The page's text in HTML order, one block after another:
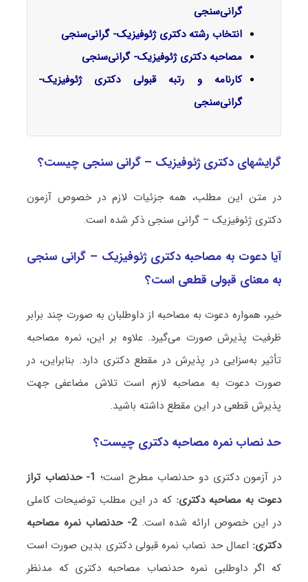
گرانی‌سنجی
انتخاب رشته دکتری ژئوفیزیک- گرانی‌سنجی
مصاحبه دکتری ژئوفیزیک- گرانی‌سنجی
کارنامه و رتبه قبولی دکتری ژئوفیزیک-
گرانی‌سنجی
گرایشهای دکتری ژئوفیزیک – گرانی ‌سنجی چیست؟
در متن این مطلب، همه جزئیات لازم در خصوص آزمون
دکتری ژئوفیزیک – گرانی ‌سنجی ذکر شده است.
آیا دعوت به مصاحبه دکتری ژئوفیزیک – گرانی ‌سنجی
به معنای قبولی قطعی است؟
خیر، همواره دعوت به مصاحبه از داوطلبان به صورت چند برابر
ظرفیت پذیرش صورت می‌گیرد. علاوه بر این، نمره مصاحبه
تأثیر به‌سزایی در پذیرش در مقطع دکتری دارد. بنابراین، در
صورت دعوت به مصاحبه لازم است تلاش مضاعفی جهت
پذیرش قطعی در این مقطع داشته باشید.
حد نصاب نمره مصاحبه دکتری چیست؟
در آزمون دکتری دو حدنصاب مطرح است؛
1- حدنصاب تراز
دعوت به مصاحبه دکتری: که در این مطلب توضیحات کاملی
در این خصوص ارائه شده است. 2- حدنصاب نمره مصاحبه
دکتری: اعمال حد نصاب نمره قبولی دکتری بدین صورت است
که اگر داوطلبی نمره حدنصاب مصاحبه دکتری که مدنظر